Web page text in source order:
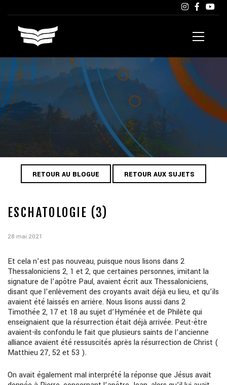
RETOUR AU BLOGUE RETOUR AUX SUJETS
ESCHATOLOGIE (3)
28 mai 2021
Et cela n’est pas nouveau, puisque nous lisons dans 2
Thessaloniciens 2, 1 et 2, que certaines personnes, imitant la
signature de l’apôtre Paul, avaient écrit aux Thessaloniciens,
disant que l’enlèvement des croyants avait déjà eu lieu, et qu’ils
avaient été laissés en arrière. Nous lisons aussi dans 2
Timothée 2, 17 et 18 au sujet d’Hyménée et de Philète qui
enseignaient que la résurrection était déjà arrivée. Peut-être
avaient-ils confondu le fait que plusieurs saints de l’ancienne
alliance avaient été ressuscités après la résurrection de Christ (
Matthieu 27, 52 et 53 ).
On avait également mal interprété la réponse que Jésus avait